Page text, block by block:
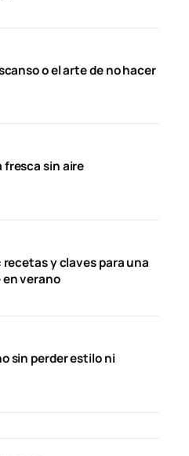
o el arte de no hacer
fresca sin aire
y claves para una
verano
sin perder estilo ni